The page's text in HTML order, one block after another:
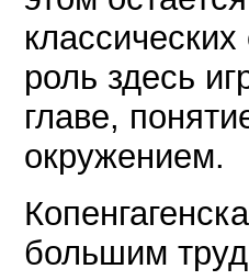
роль здесь
главе,
окружением.
большим